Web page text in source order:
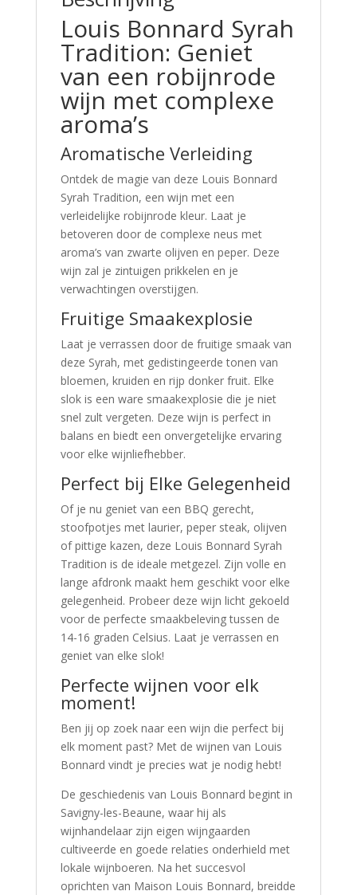
Louis Bonnard Syrah
Tradition: Geniet
van een robijnrode
wijn met complexe
aroma’s
Aromatische Verleiding
Ontdek de magie van deze Louis Bonnard
Syrah Tradition, een wijn met een
verleidelijke robijnrode kleur. Laat je
betoveren door de complexe neus met
aroma’s van zwarte olijven en peper. Deze
wijn zal je zintuigen prikkelen en je
verwachtingen overstijgen.
Fruitige Smaakexplosie
Laat je verrassen door de fruitige smaak van
deze Syrah, met gedistingeerde tonen van
bloemen, kruiden en rijp donker fruit. Elke
slok is een ware smaakexplosie die je niet
snel zult vergeten. Deze wijn is perfect in
balans en biedt een onvergetelijke ervaring
voor elke wijnliefhebber.
Perfect bij Elke Gelegenheid
Of je nu geniet van een BBQ gerecht,
stoofpotjes met laurier, peper steak, olijven
of pittige kazen, deze Louis Bonnard Syrah
Tradition is de ideale metgezel. Zijn volle en
lange afdronk maakt hem geschikt voor elke
gelegenheid. Probeer deze wijn licht gekoeld
voor de perfecte smaakbeleving tussen de
14-16 graden Celsius. Laat je verrassen en
geniet van elke slok!
Perfecte wijnen voor elk
moment!
Ben jij op zoek naar een wijn die perfect bij
elk moment past? Met de wijnen van Louis
Bonnard vindt je precies wat je nodig hebt!
De geschiedenis van Louis Bonnard begint in
Savigny-les-Beaune, waar hij als
wijnhandelaar zijn eigen wijngaarden
cultiveerde en goede relaties onderhield met
lokale wijnboeren. Na het succesvol
oprichten van Maison Louis Bonnard, breidde